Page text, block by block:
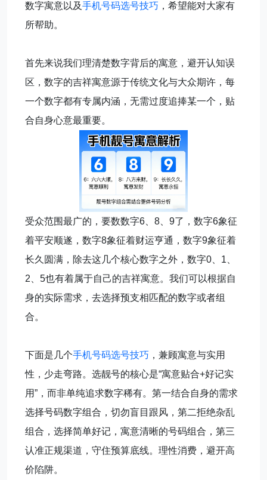
数字寓意以及手机号码选号技巧 ，希望能对大家有
所帮助。
首先来说我们理清楚数字背后的寓意，避开认知误
区，数字的吉祥寓意源于传统文化与大众期许，每
一个数字都有专属内涵，无需过度追捧某一个，贴
合自身心意最重要。
受众范围最广的，要数数字6、8、9了，数字6象征
着平安顺遂，数字8象征着财运亨通，数字9象征着
长久圆满，除去这几个核心数字之外，数字0、1、
2、5也有着属于自己的吉祥寓意。我们可以根据自
身的实际需求，去选择预支相匹配的数字或者组
合。
下面是几个手机号码选号技巧 ，兼顾寓意与实用
性，少走弯路。选靓号的核心是“寓意贴合+好记实
用”，而非单纯追求数字稀有。第一结合自身的需求
选择号码数字组合，切勿盲目跟风，第二拒绝杂乱
组合，选择简单好记，寓意清晰的号码组合，第三
认准正规渠道，守住预算底线。理性消费，避开高
价陷阱。